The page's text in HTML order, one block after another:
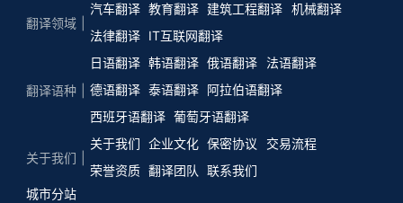
翻译领域
汽车翻译 教育翻译 建筑工程翻译 机械翻译
法律翻译
IT互联网翻译
翻译语种
日语翻译 韩语翻译 俄语翻译
法语翻译
德语翻译 泰语翻译 阿拉伯语翻译
西班牙语翻译 葡萄牙语翻译
关于我们
关于我们 企业文化 保密协议
交易流程
荣誉资质 翻译团队
联系我们
城市分站